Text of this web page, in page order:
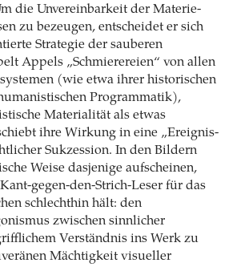
die Unvereinbarkeit der Materie-
zu bezeugen, entscheidet er sich
Strategie der sauberen
Appels „Schmierereien“ von allen
(wie etwa ihrer historischen
Programmatik),
Materialität als etwas
ihre Wirkung in eine „Ereignis-
Sukzession. In den Bildern
Weise dasjenige aufscheinen,
gegen-den-Strich-Leser für das
schlechthin hält: den
zwischen sinnlicher
Verständnis ins Werk zu
Mächtigkeit visueller